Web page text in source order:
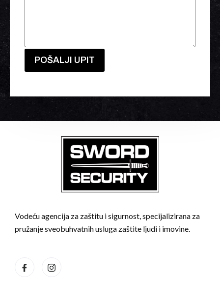
Vodeću agencija za zaštitu i sigurnost, specijalizirana za
pružanje sveobuhvatnih usluga zaštite ljudi i imovine.